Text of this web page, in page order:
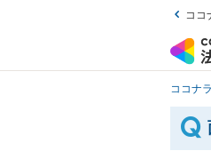
ココ
ココナ